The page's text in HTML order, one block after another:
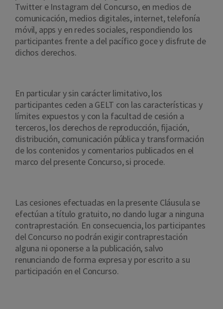
Twitter e Instagram del Concurso, en medios de
comunicación, medios digitales, internet, telefonía
móvil, apps y en redes sociales, respondiendo los
participantes frente a del pacífico goce y disfrute de
dichos derechos.
En particular y sin carácter limitativo, los
participantes ceden a GELT con las características y
límites expuestos y con la facultad de cesión a
terceros, los derechos de reproducción, fijación,
distribución, comunicación pública y transformación
de los contenidos y comentarios publicados en el
marco del presente Concurso, si procede.
Las cesiones efectuadas en la presente Cláusula se
efectúan a título gratuito, no dando lugar a ninguna
contraprestación. En consecuencia, los participantes
del Concurso no podrán exigir contraprestación
alguna ni oponerse a la publicación, salvo
renunciando de forma expresa y por escrito a su
participación en el Concurso.